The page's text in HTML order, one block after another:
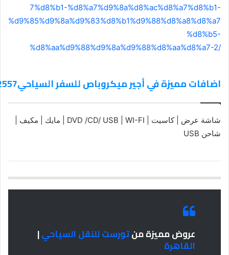
7%d8%b1-%d8%a7%d9%8a%d8%ac%d8%a7%d8%b1-
%d9%85%d9%8a%d9%83%d8%b1%d9%88%d8%a8%d8%a7
%d8%b5-
%d8%aa%d9%88%d9%8a%d9%88%d8%aa%d8%a7-2/
اضافات مميزة في أجير ميكروباص للسفر السياحي01011322557
شاشة عرض | كاسيت | DVD /CD/ USB | WI-FI | مايك | مكيف |
شاحن USB
عروض مميزة منتورست للنقل السياحي|
القاهرة